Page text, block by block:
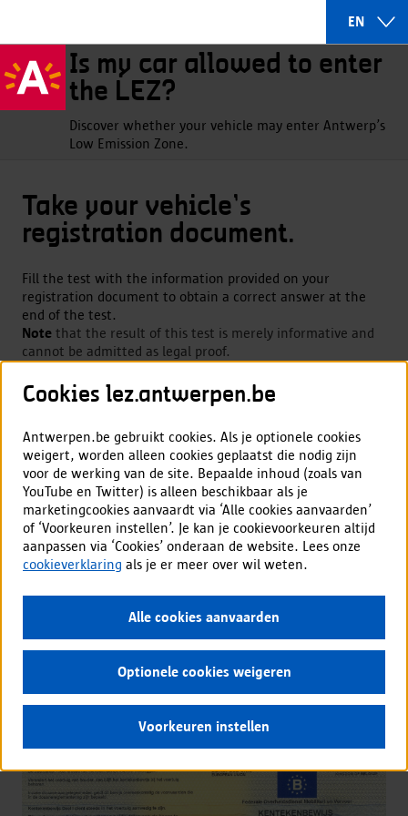
EN
Is my car allowed to enter
the LEZ?
Discover whether your vehicle may enter Antwerp’s
Low Emission Zone.
Take your vehicle’s
registration document.
Fill the test with the information provided on your
registration document to obtain a correct answer at the
end of the test.
Note that the result of this test is merely informative and
cannot be admitted as legal proof.
fire engines, police cars), army vehicles and vehicles for the
professional transport of disabled persons. These are not
included in the test.
More information onwww.sna.be/LEZ.
Your data will be processes in accordance with our privacy
policy.
Check your vehicle
Cookies lez.antwerpen.be
Antwerpen.be gebruikt cookies. Als je optionele cookies
weigert, worden alleen cookies geplaatst die nodig zijn
voor de werking van de site. Bepaalde inhoud (zoals van
YouTube en Twitter) is alleen beschikbaar als je
marketingcookies aanvaardt via ‘Alle cookies aanvaarden’
of ‘Voorkeuren instellen’. Je kan je cookievoorkeuren altijd
aanpassen via ‘Cookies’ onderaan de website. Lees onze
cookieverklaring als je er meer over wil weten.
Alle cookies aanvaarden
Optionele cookies weigeren
Voorkeuren instellen